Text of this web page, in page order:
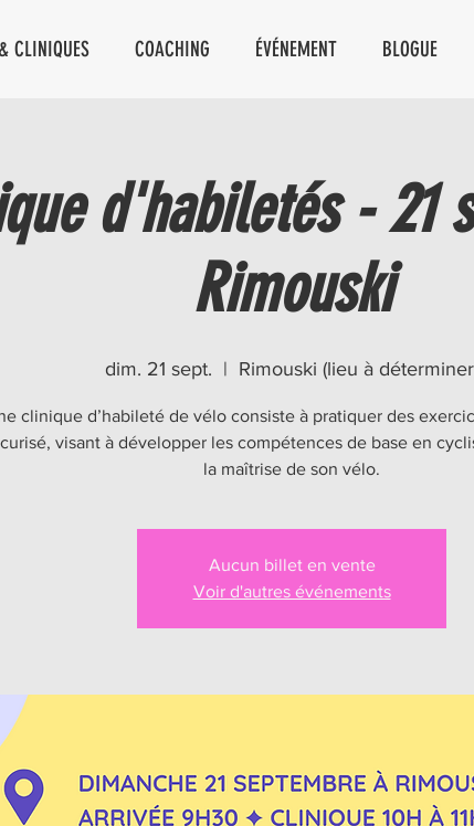
CLINIQUES COACHING ÉVÉNEMENT BLOGUE
d'habiletés - 21
Rimouski
dim. 21 sept.
  |
Rimouski (lieu à
clinique d’habileté de vélo consiste à pratiquer des
visant à développer les compétences de base en
la maîtrise de son vélo.
Aucun billet en vente
Voir d'autres événements